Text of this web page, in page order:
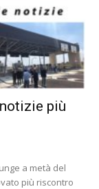
più
a metà del
più riscontro